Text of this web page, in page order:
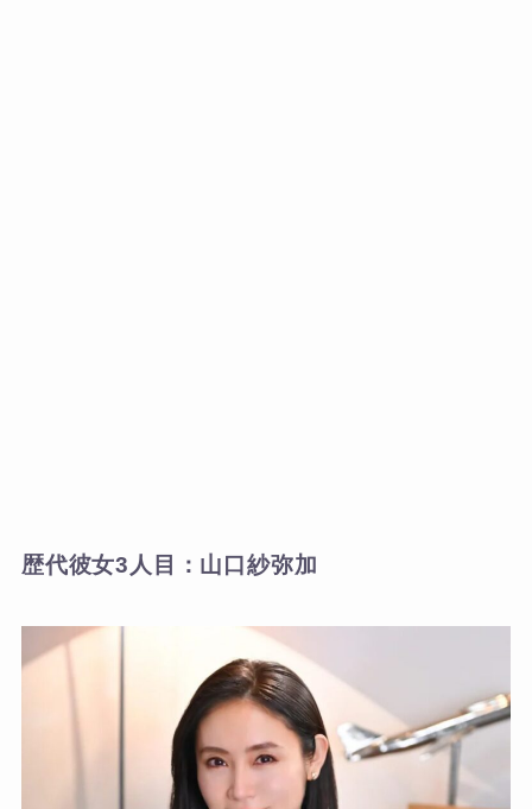
歴代彼女3人目：山口紗弥加